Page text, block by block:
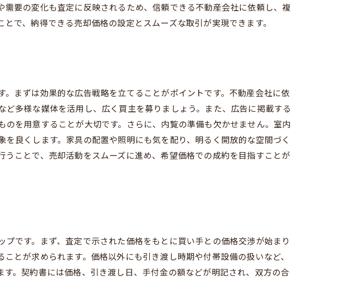
要の変化も査定に反映されるため、信頼できる不動産会社に依頼し、複
で、納得できる売却価格の設定とスムーズな取引が実現できます。
まずは効果的な広告戦略を立てることがポイントです。不動産会社に依
多様な媒体を活用し、広く買主を募りましょう。また、広告に掲載する
を用意することが大切です。さらに、内覧の準備も欠かせません。室内
良くします。家具の配置や照明にも気を配り、明るく開放的な空間づく
ことで、売却活動をスムーズに進め、希望価格での成約を目指すことが
です。まず、査定で示された価格をもとに買い手との価格交渉が始まり
とが求められます。価格以外にも引き渡し時期や付帯設備の扱いなど、
。契約書には価格、引き渡し日、手付金の額などが明記され、双方の合